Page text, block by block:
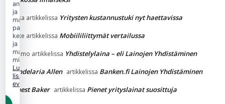
jaska artikkelissa Yritysten kustannustuki nyt haettavissa
Jakke artikkelissa Mobiililiittymät vertailussa
Kimmo artikkelissa Yhdistelylaina – eli Lainojen Yhdistäminen
Candelaria Allen artikkelissa Banken.fi Lainojen Yhdistäminen
Ernest Baker artikkelissa Pienet yrityslainat suosittuja
analytiikka-
ja
markkinointievästeitä
palvelun
kehittämiseen
ja
mainonnan
mittaamiseen.
Lue
lisää
evästekäytännöstä.